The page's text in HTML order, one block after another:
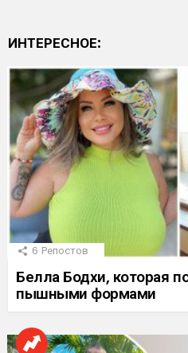
ИНТЕРЕСНОЕ:
6 Репостов
Белла Бодхи, которая
пышными формами